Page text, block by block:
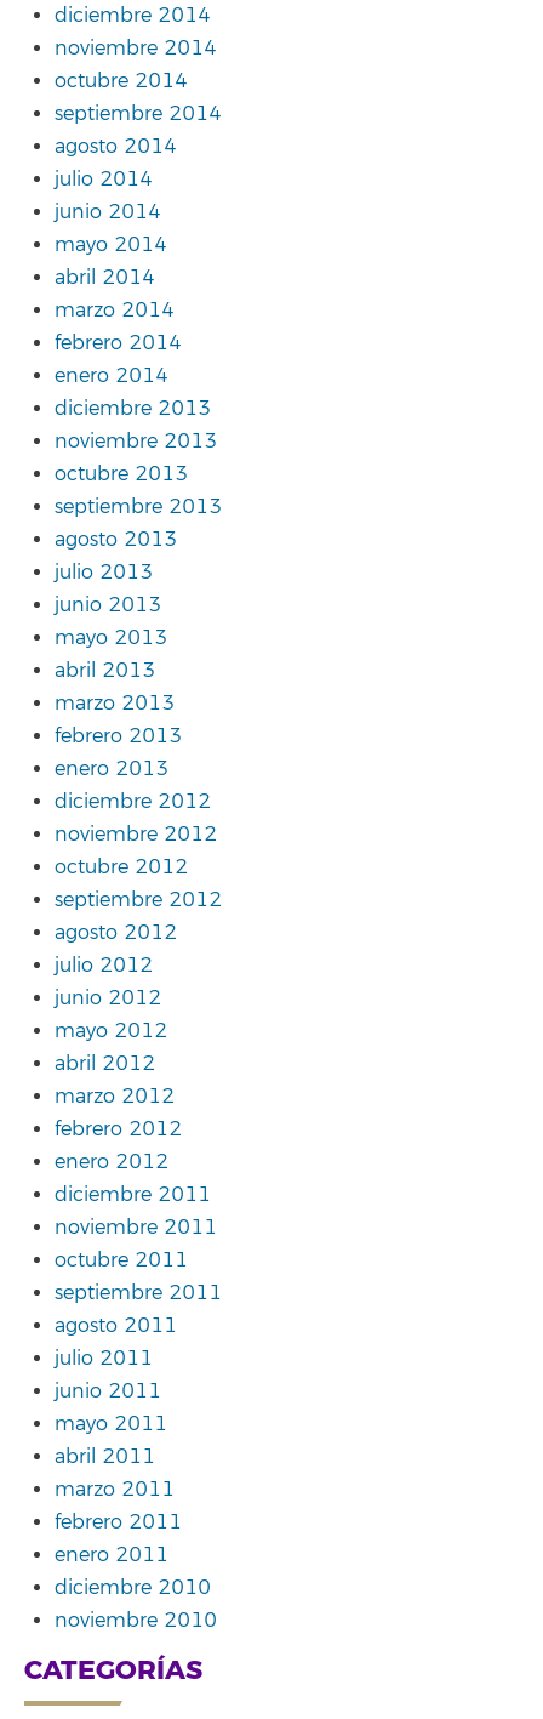
diciembre 2014
noviembre 2014
octubre 2014
septiembre 2014
agosto 2014
julio 2014
junio 2014
mayo 2014
abril 2014
marzo 2014
febrero 2014
enero 2014
diciembre 2013
noviembre 2013
octubre 2013
septiembre 2013
agosto 2013
julio 2013
junio 2013
mayo 2013
abril 2013
marzo 2013
febrero 2013
enero 2013
diciembre 2012
noviembre 2012
octubre 2012
septiembre 2012
agosto 2012
julio 2012
junio 2012
mayo 2012
abril 2012
marzo 2012
febrero 2012
enero 2012
diciembre 2011
noviembre 2011
octubre 2011
septiembre 2011
agosto 2011
julio 2011
junio 2011
mayo 2011
abril 2011
marzo 2011
febrero 2011
enero 2011
diciembre 2010
noviembre 2010
CATEGORÍAS